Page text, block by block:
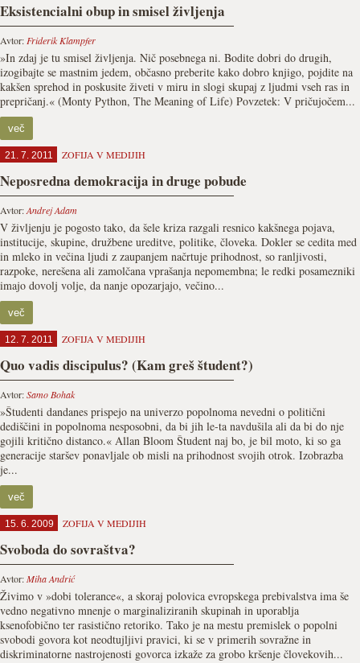
Eksistencialni obup in smisel življenja
Avtor: Friderik Klampfer
»In zdaj je tu smisel življenja. Nič posebnega ni. Bodite dobri do drugih,
izogibajte se mastnim jedem, občasno preberite kako dobro knjigo, pojdite na
kakšen sprehod in poskusite živeti v miru in slogi skupaj z ljudmi vseh ras in
prepričanj.« (Monty Python, The Meaning of Life) Povzetek: V pričujočem...
več
21. 7. 2011 ZOFIJA V MEDIJIH
Neposredna demokracija in druge pobude
Avtor:Andrej Adam
V življenju je pogosto tako, da šele kriza razgali resnico kakšnega pojava,
institucije, skupine, družbene ureditve, politike, človeka. Dokler se cedita med
in mleko in večina ljudi z zaupanjem načrtuje prihodnost, so ranljivosti,
razpoke, nerešena ali zamolčana vprašanja nepomembna; le redki posamezniki
imajo dovolj volje, da nanje opozarjajo, večino...
več
12. 7. 2011 ZOFIJA V MEDIJIH
Quo vadis discipulus? (Kam greš študent?)
Avtor:Samo Bohak
»Študenti dandanes prispejo na univerzo popolnoma nevedni o politični
dediščini in popolnoma nesposobni, da bi jih le-ta navdušila ali da bi do nje
gojili kritično distanco.« Allan Bloom Študent naj bo, je bil moto, ki so ga
generacije staršev ponavljale ob misli na prihodnost svojih otrok. Izobrazba
je...
več
15. 6. 2009 ZOFIJA V MEDIJIH
Svoboda do sovraštva?
Avtor:Miha Andrić
Živimo v »dobi tolerance«, a skoraj polovica evropskega prebivalstva ima še
vedno negativno mnenje o marginaliziranih skupinah in uporablja
ksenofobično ter rasistično retoriko. Tako je na mestu premislek o popolni
svobodi govora kot neodtujljivi pravici, ki se v primerih sovražne in
diskriminatorne nastrojenosti govorca izkaže za grobo kršenje človekovih...